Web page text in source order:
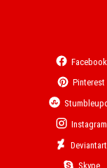
Facebook
Pinterest
Instagram
Deviantart
Skype